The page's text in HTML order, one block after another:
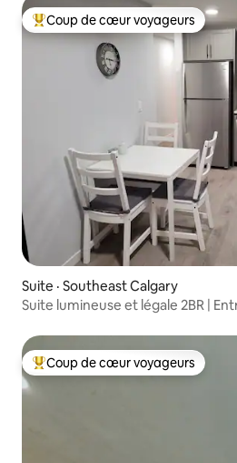
Coup de cœur voyageurs parmi
Coup de cœur voyageurs
Suite · Southeast Calgary
Suite lumineuse et légale 2BR |
Coup de cœur voyageurs parmi les
Coup de cœur voyageurs